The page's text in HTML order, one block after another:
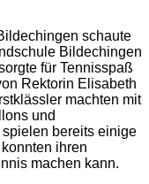
schaute
Bildechingen
für Tennisspaß
Rektorin Elisabeth
machten mit
und
bereits einige
ihren
machen kann.